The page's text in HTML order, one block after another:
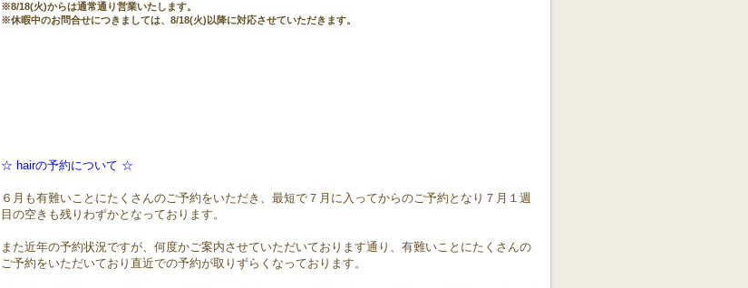
※8/18(火)からは通常通り営業いたします。
※休暇中のお問合せにつきましては、8/18(火)以降に対応させていただきます。
☆ hairの予約について ☆
６月も有難いことにたくさんのご予約をいただき、最短で７月に入ってからのご予約となり７月１週
目の空きも残りわずかとなっております。
また近年の予約状況ですが、何度かご案内させていただいております通り、有難いことにたくさんの
ご予約をいただいており直近での予約が取りずらくなっております。